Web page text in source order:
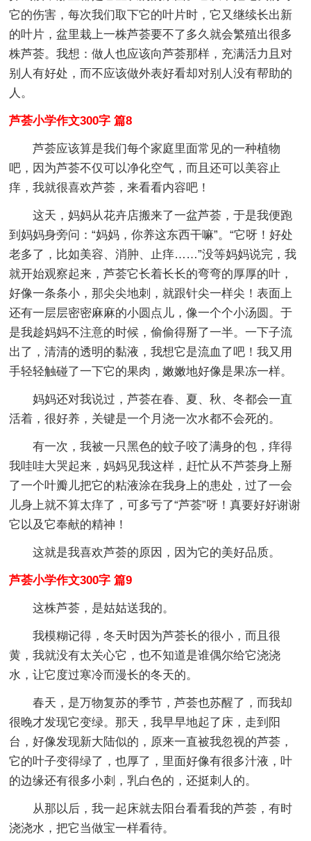
它的伤害，每次我们取下它的叶片时，它又继续长出新
的叶片，盆里栽上一株芦荟要不了多久就会繁殖出很多
株芦荟。我想：做人也应该向芦荟那样，充满活力且对
别人有好处，而不应该做外表好看却对别人没有帮助的
人。
芦荟小学作文300字 篇8
芦荟应该算是我们每个家庭里面常见的一种植物
吧，因为芦荟不仅可以净化空气，而且还可以美容止
痒，我就很喜欢芦荟，来看看内容吧！
这天，妈妈从花卉店搬来了一盆芦荟，于是我便跑
到妈妈身旁问：“妈妈，你养这东西干嘛”。“它呀！好处
老多了，比如美容、消肿、止痒……”没等妈妈说完，我
就开始观察起来，芦荟它长着长长的弯弯的厚厚的叶，
好像一条条小，那尖尖地刺，就跟针尖一样尖！表面上
还有一层层密密麻麻的小圆点儿，像一个个小汤圆。于
是我趁妈妈不注意的时候，偷偷得掰了一半。一下子流
出了，清清的透明的黏液，我想它是流血了吧！我又用
手轻轻触碰了一下它的果肉，嫩嫩地好像是果冻一样。
妈妈还对我说过，芦荟在春、夏、秋、冬都会一直
活着，很好养，关键是一个月浇一次水都不会死的。
有一次，我被一只黑色的蚊子咬了满身的包，痒得
我哇哇大哭起来，妈妈见我这样，赶忙从不芦荟身上掰
了一个叶瓣儿把它的粘液涂在我身上的患处，过了一会
儿身上就不算太痒了，可多亏了“芦荟”呀！真要好好谢谢
它以及它奉献的精神！
这就是我喜欢芦荟的原因，因为它的美好品质。
芦荟小学作文300字 篇9
这株芦荟，是姑姑送我的。
我模糊记得，冬天时因为芦荟长的很小，而且很
黄，我就没有太关心它，也不知道是谁偶尔给它浇浇
水，让它度过寒冷而漫长的冬天的。
春天，是万物复苏的季节，芦荟也苏醒了，而我却
很晚才发现它变绿。那天，我早早地起了床，走到阳
台，好像发现新大陆似的，原来一直被我忽视的芦荟，
它的叶子变得绿了，也厚了，里面好像有很多汁液，叶
的边缘还有很多小刺，乳白色的，还挺刺人的。
从那以后，我一起床就去阳台看看我的芦荟，有时
浇浇水，把它当做宝一样看待。